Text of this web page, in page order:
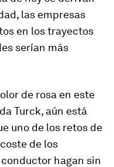
las empresas
en los trayectos
serían más
de rosa en este
Turck, aún está
uno de los retos de
de los
hagan sin